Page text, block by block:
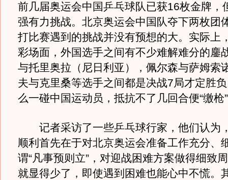
前几届奥运会中国乒乓球队已获16枚金牌，
强有力挑战。北京奥运会中国队夺下两枚团
打比赛遇到的挑战并没有预想的大。实际上
彩场面，外国选手之间有不少难解难分的鏖
与托里奥拉（尼日利亚），佩尔森与萨姆索
夫与克里桑等选手之间都是决战7局才定胜
么一碰中国运动员，抵抗不了几回合便“缴枪
记者采访了一些乒乓球行家，他们认为
顺利首先在于对北京奥运会准备工作充分、
谓“凡事预则立”，对迎战困难方案做得细致
就显得少了，即使遇到困难也能心中不慌。